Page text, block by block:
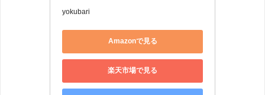
yokubari
Amazonで見る
楽天市場で見る